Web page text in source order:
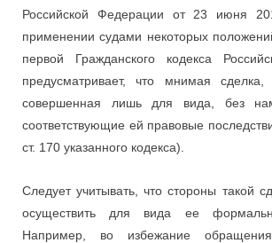
Российской Федерации от 23 июня
применении судами некоторых
первой Гражданского кодекса
предусматривает, что мнимая сделка,
совершенная лишь для вида, без
соответствующие ей правовые
ст. 170 указанного кодекса).
Следует учитывать, что стороны такой
осуществить для вида ее
Например, во избежание